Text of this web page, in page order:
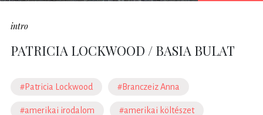
intro
PATRICIA LOCKWOOD / BASIA BULAT
#Patricia Lockwood #Branczeiz Anna
#amerikai irodalom #amerikai költészet